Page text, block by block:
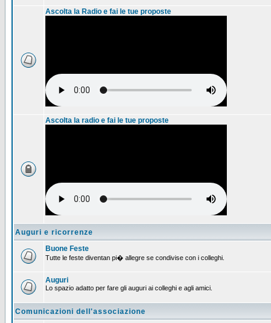
Ascolta la Radio e fai le tue proposte
Ascolta la radio e fai le tue proposte
Auguri e ricorrenze
Buone Feste
Tutte le feste diventan pi� allegre se condivise con i colleghi.
Auguri
Lo spazio adatto per fare gli auguri ai colleghi e agli amici.
Comunicazioni dell'associazione